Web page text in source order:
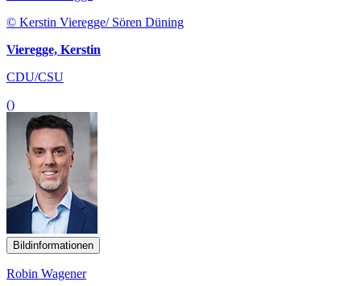
© Kerstin Vieregge/ Sören Düning
Vieregge, Kerstin
CDU/CSU
()
Bildinformationen
Robin Wagener